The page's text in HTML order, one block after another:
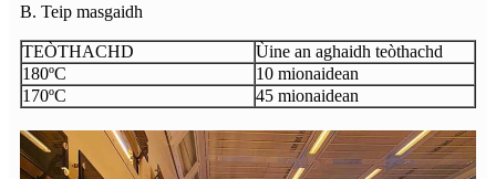
B. Teip masgaidh
TEÒTHACHD
Ùine an aghaidh teòthachd
180ºC
10 mionaidean
170ºC
45 mionaidean